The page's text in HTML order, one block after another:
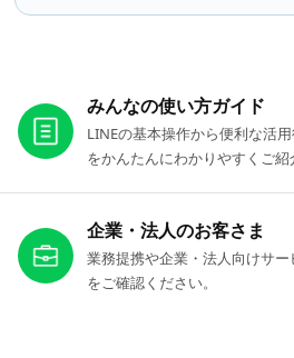
みんなの使い方ガイド
LINEの基本操作から便利な活
をかんたんにわかりやすくご紹
企業・法人のお客さま
業務提携や企業・法人向けサ
をご確認ください。